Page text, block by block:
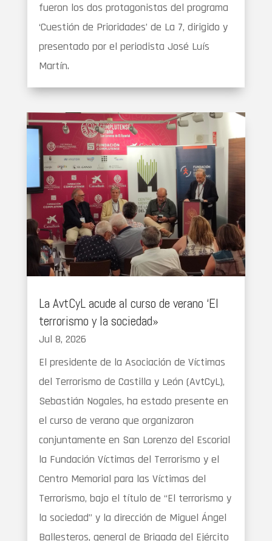
fueron los dos protagonistas del programa
‘Cuestión de Prioridades’ de La 7, dirigido y
presentado por el periodista José Luís
Martín.
La AvtCyL acude al curso de verano ‘El
terrorismo y la sociedad»
Jul 8, 2026
El presidente de la Asociación de Víctimas
del Terrorismo de Castilla y León (AvtCyL),
Sebastián Nogales, ha estado presente en
el curso de verano que organizaron
conjuntamente en San Lorenzo del Escorial
la Fundación Víctimas del Terrorismo y el
Centro Memorial para las Víctimas del
Terrorismo, bajo el título de “El terrorismo y
la sociedad” y la dirección de Miguel Ángel
Ballesteros, general de Brigada del Ejército